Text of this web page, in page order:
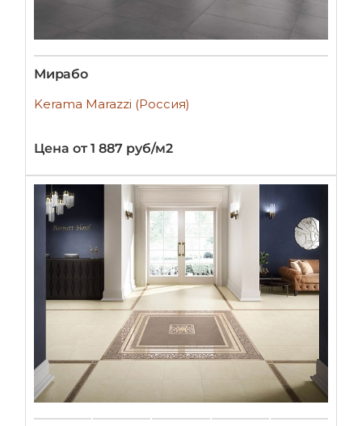
Мирабо
Kerama Marazzi (Россия)
Цена от 1 887 руб/м2